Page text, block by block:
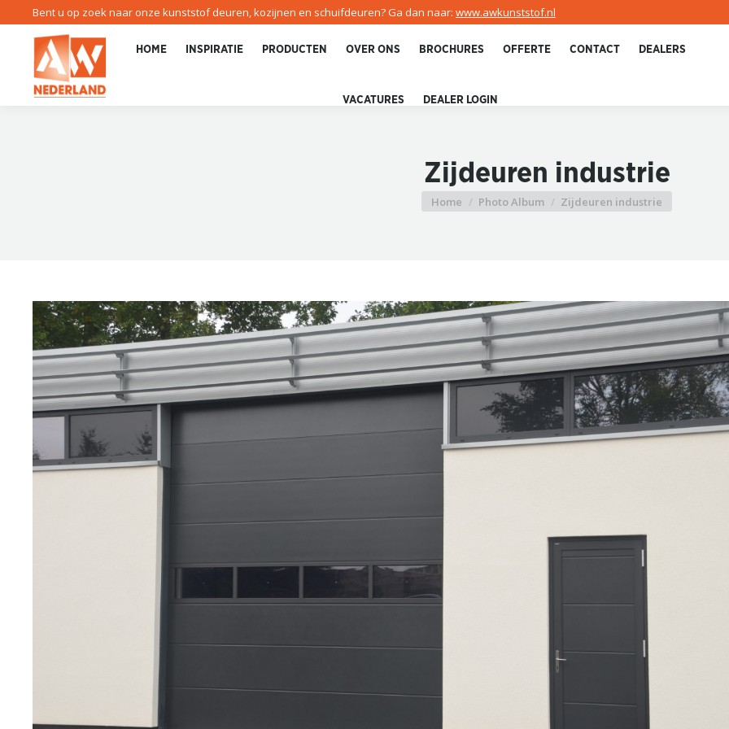
Bent u op zoek naar onze kunststof deuren, kozijnen en schuifdeuren? Ga dan naar: www.awkunststof.nl
HOME INSPIRATIE PRODUCTEN OVER ONS BROCHURES OFFERTE CONTACT DEALERS
VACATURES DEALER LOGIN
Zijdeuren industrie
Je bent hier:
Home Photo Album Zijdeuren industrie